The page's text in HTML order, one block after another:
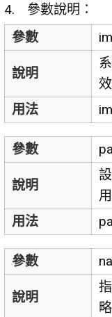
參數說明：
參數
說明
用法
參數
說明
用法
參數
說明